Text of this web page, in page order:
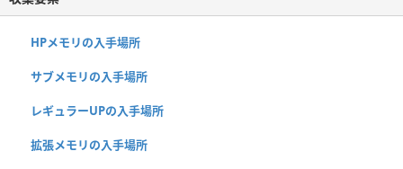
HPメモリの入手場所
サブメモリの入手場所
レギュラーUPの入手場所
拡張メモリの入手場所